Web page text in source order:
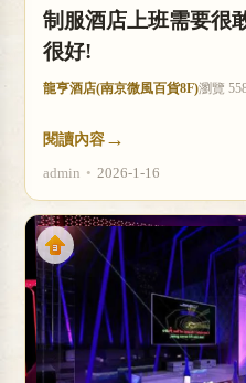
制服酒店上班需要很
很好!
龍亨酒店(南京微風百貨8F)瀏覽
閱讀內容 →
admin • 2026-1-16